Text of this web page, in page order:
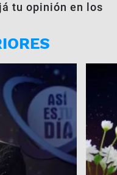
tu opinión en los